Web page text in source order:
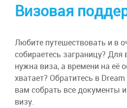
Визовая
Любите путешествовать и в
собираетесь заграницу? Для
нужна виза, а времени на её
хватает? Обратитесь в
вам собрать все документы
визу.